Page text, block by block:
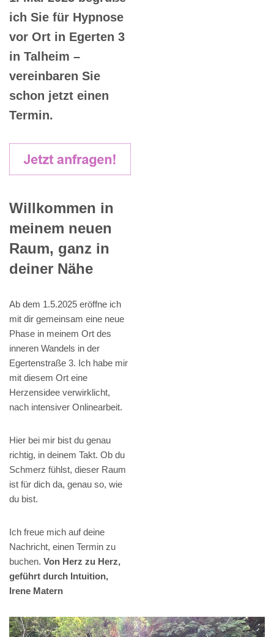
ich Sie für Hypnose
vor Ort in Egerten 3
in Talheim –
vereinbaren Sie
schon jetzt einen
Termin.
Willkommen in
meinem neuen
Raum, ganz in
deiner Nähe
Ab dem 1.5.2025 eröffne ich
mit dir gemeinsam eine neue
Phase in meinem Ort des
inneren Wandels in der
Egertenstraße 3. Ich habe mir
mit diesem Ort eine
Herzensidee verwirklicht,
nach intensiver Onlinearbeit.
Hier bei mir bist du genau
richtig, in deinem Takt. Ob du
Schmerz fühlst, dieser Raum
ist für dich da, genau so, wie
du bist.
Ich freue mich auf deine
Nachricht, einen Termin zu
buchen. Von Herz zu Herz,
geführt durch Intuition,
Irene Matern